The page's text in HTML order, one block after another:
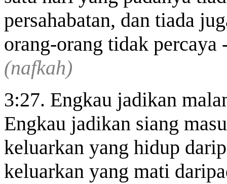
persahabatan, dan tiada
orang-orang tidak
(nafkah)
3:27. Engkau jadikan
Engkau jadikan siang
keluarkan yang hidup
keluarkan yang mati